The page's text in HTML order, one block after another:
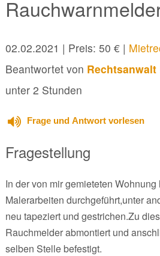
02.02.2021 | Preis: 50 € |
Beantwortet von
unter 2 Stunden
Frage und Antwort vorlesen
Fragestellung
In der von mir gemieteten
Malerarbeiten durchgeführt,unter
neu tapeziert und gestrichen.Zu
Rauchmelder abmontiert und
selben Stelle befestigt.